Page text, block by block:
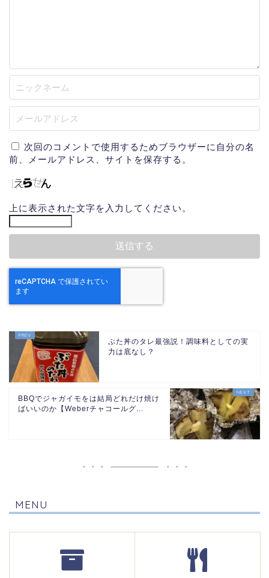
次回のコメントで使用するためブラウザーに自分の名
前、メールアドレス、サイトを保存する。
上に表示された文字を入力してください。
ぶた丼のタレ最強説！調味料としての実
力は底なし？
BBQでジャガイモをは結局どれだけ焼け
ばいいのか【Weberチャコールグ...
MENU